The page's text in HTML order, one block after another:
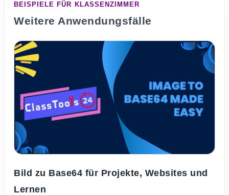
BEISPIELE FÜR KLASSENZIMMER
Weitere Anwendungsfälle
Bild zu Base64 für Projekte, Websites und
Lernen